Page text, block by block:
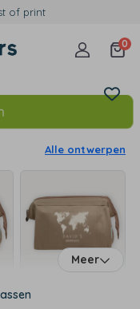
of print
0
Alle ontwerpen
Meer